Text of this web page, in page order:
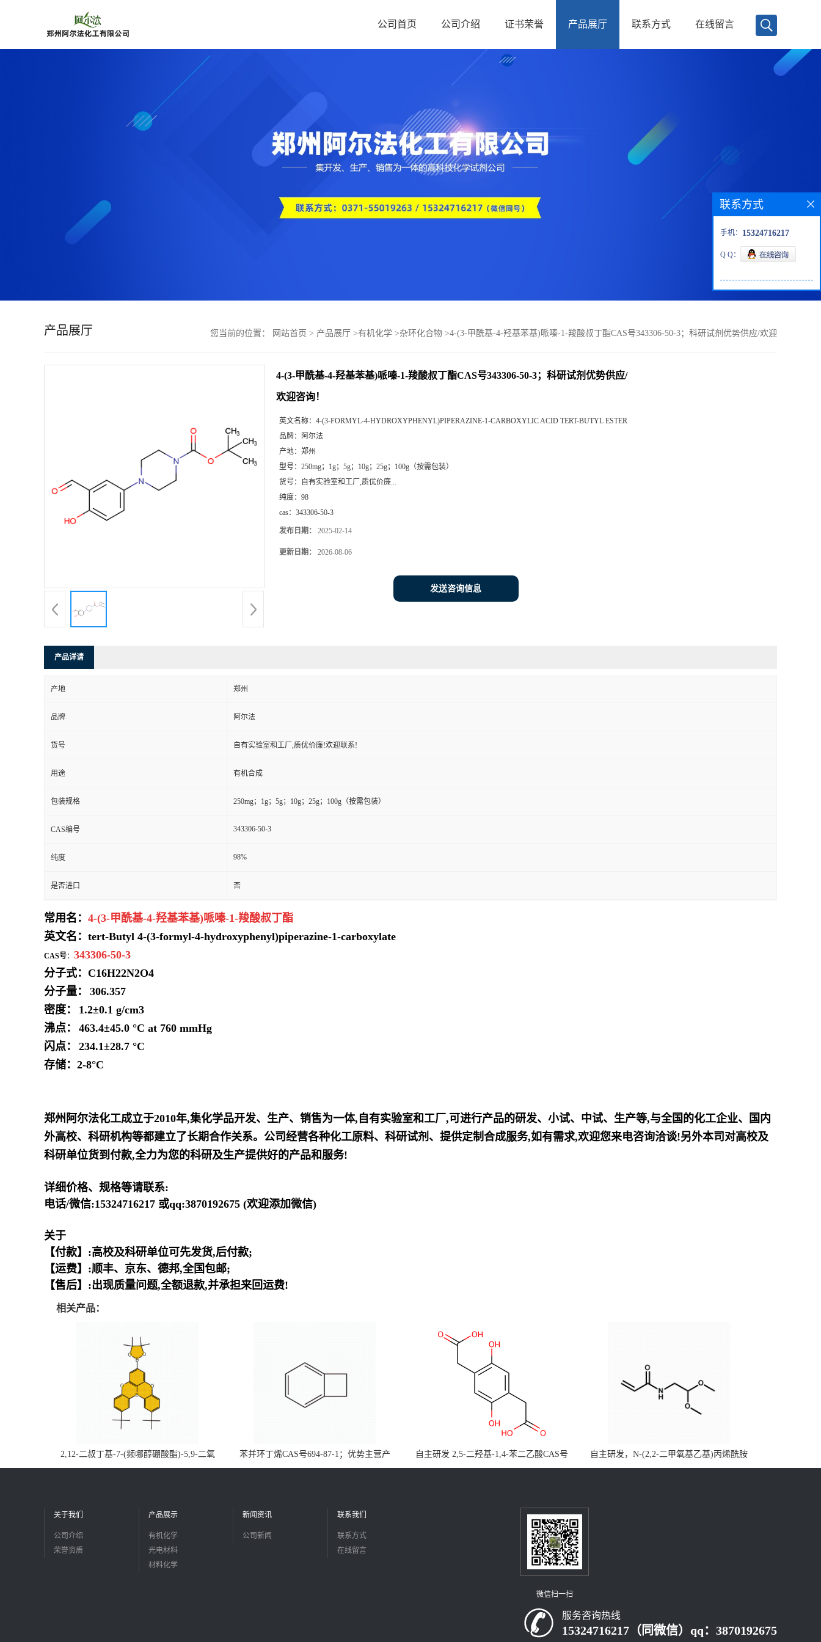
公司首页 公司介绍 证书荣誉 产品展厅 联系方式 在线留言
产品展厅 您当前的位置： 网站首页 > 产品展厅 >有机化学 >杂环化合物 >4-(3-甲酰基-4-羟基苯基)哌嗪-1-羧酸叔丁酯CAS号343306-50-3；科研试剂优势供应/欢迎
4-(3-甲酰基-4-羟基苯基)哌嗪-1-羧酸叔丁酯CAS号343306-50-3；科研试剂优势供应/
欢迎咨询！
英文名称： 4-(3-FORMYL-4-HYDROXYPHENYL)PIPERAZINE-1-CARBOXYLIC ACID TERT-BUTYL ESTER
品牌： 阿尔法
产地： 郑州
型号： 250mg；1g；5g；10g；25g；100g（按需包装）
货号：
自有实验室和工厂,质优价廉...
纯度： 98
cas： 343306-50-3
发布日期： 2025-02-14
更新日期： 2026-08-06
发送咨询信息
产品详请
产地 郑州
品牌 阿尔法
货号 自有实验室和工厂,质优价廉!欢迎联系!
用途 有机合成
包装规格 250mg；1g；5g；10g；25g；100g（按需包装）
CAS编号 343306-50-3
纯度 98%
是否进口 否
常用名： 4-(3-甲酰基-4-羟基苯基)哌嗪-1-羧酸叔丁酯
英文名： tert-Butyl 4-(3-formyl-4-hydroxyphenyl)piperazine-1-carboxylate
CAS号： 343306-50-3
分子式： C16H22N2O4
分子量：
306.357
密度：
1.2±0.1 g/cm3
沸点：
463.4±45.0 °C at 760 mmHg
闪点：
234.1±28.7 °C
存储：2-8°C
郑州阿尔法化工成立于2010年,集化学品开发、生产、销售为一体,自有实验室和工厂,可进行产品的研发、小试、中试、生产等,与全国的化工企业、国内
外高校、科研机构等都建立了长期合作关系。公司经营各种化工原料、科研试剂、提供定制合成服务,如有需求,欢迎您来电咨询洽谈!另外本司对高校及
科研单位货到付款,全力为您的科研及生产提供好的产品和服务!
详细价格、规格等请联系:
电话/微信:15324716217 或qq:3870192675 (欢迎添加微信)
关于
【付款】:高校及科研单位可先发货,后付款;
【运费】:顺丰、京东、德邦,全国包邮;
【售后】:出现质量问题,全额退款,并承担来回运费!
相关产品：
2,12-二叔丁基-7-(频哪醇硼酸酯)-5,9-二氧
杂-13b-硼萘并[3,2,1-de]蒽CAS号2648896-
苯并环丁烯CAS号694-87-1；优势主营产
品，现货直发，大小包装均可
自主研发 2,5-二羟基-1,4-苯二乙酸CAS号
5488-16-4；公斤级现货优势供应，质量保
自主研发，N-(2,2-二甲氧基乙基)丙烯酰胺
CAS号49707-23-5；丙烯酰胺类单体优势供
联系方式
手机： 15324716217
Q Q：
关于我们
公司介绍
荣誉资质
产品展示
有机化学
光电材料
材料化学
新闻资讯
公司新闻
联系我们
联系方式
在线留言
微信扫一扫
服务咨询热线
15324716217（同微信）qq：3870192675